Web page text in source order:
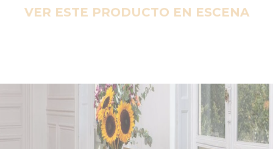
VER ESTE PRODUCTO EN ESCENA